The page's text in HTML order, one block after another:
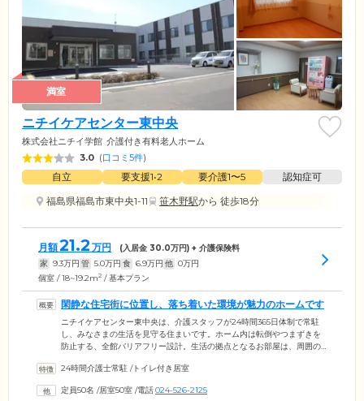
満室
ニチイケアセンター東中央
株式会社ニチイ学館 介護付き有料老人ホーム
3.0 (口コミ5件)
自立 要支援1•2 要介護1〜5
認知症可
福島県福島市東中央1-11
笹木野駅から 徒歩18分
月額21.2 万円 (入居金 30.0万円) + 介護保険料
家 9.3万円 管 5.0万円 食 6.9万円 他 0万円
個室 / 18~19.2m2 / 基本プラン
閑静な住宅街に位置し、落ち着いた環境が魅力のホームです
ニチイケアセンター東中央は、介護スタッフが24時間365日体制で常駐
し、みなさまの生活を見守る住まいです。ホーム内は転倒やつまずきを
防止する、全館バリアフリー設計。生活の拠点となるお部屋は、周囲の
イレを完備しており、ご自分のペースでゆっくりとお使いいただけま
をお楽しみください。お食事は栄養バランスに配慮したメニューを、1日
24時間介護士常駐 /トイレ付き居室
定員50名 /居室50室 /電話024-526-2125